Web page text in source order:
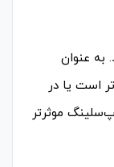
به عنوان
است یا در
موثرتر